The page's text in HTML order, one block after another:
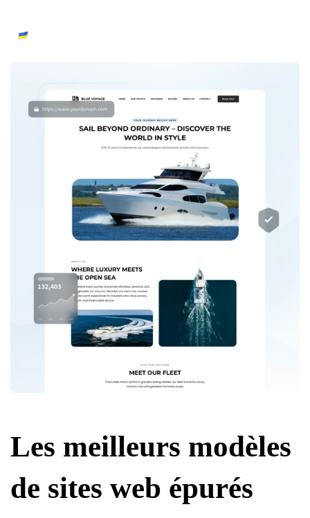
Les meilleurs modèles
de sites web épurés